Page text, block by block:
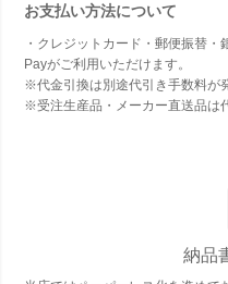
お支払い方法について
・クレジットカード・郵便振替
Payがご利用いただけます。
※代金引換は別途代引き手数料が
※受注生産品・メーカー直送品は
納品